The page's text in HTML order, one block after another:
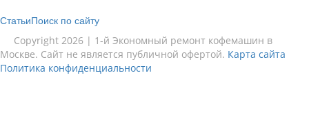
СтатьиПоиск по сайту
Copyright 2026 | 1-й Экономный ремонт кофемашин в
Москве. Сайт не является публичной офертой. Карта сайта
Политика конфиденциальности